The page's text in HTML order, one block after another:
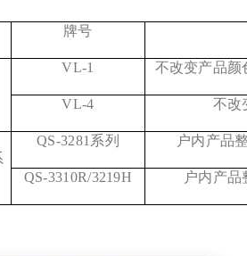
牌号
VL-1 不改变产品颜
VL-4 不改
QS-3281 系列 户内产品
QS-3310R/3219H 户内产